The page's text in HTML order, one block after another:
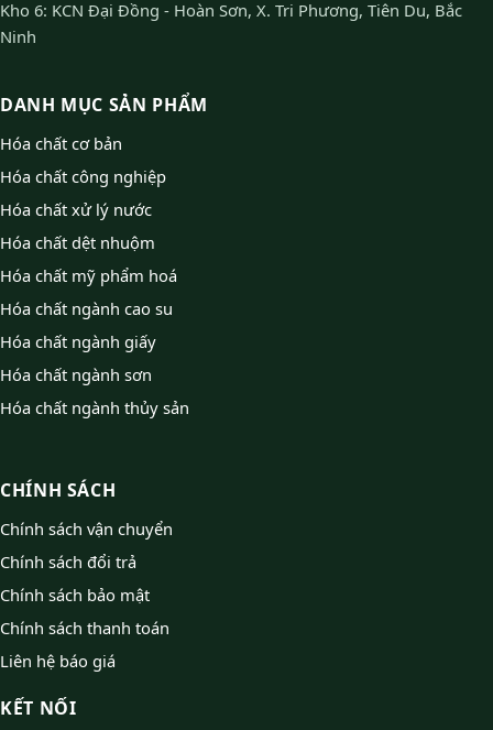
Kho 6: KCN Đại Đồng - Hoàn Sơn, X. Tri Phương, Tiên Du, Bắc
Ninh
DANH MỤC SẢN PHẨM
Hóa chất cơ bản
Hóa chất công nghiệp
Hóa chất xử lý nước
Hóa chất dệt nhuộm
Hóa chất mỹ phẩm hoá
Hóa chất ngành cao su
Hóa chất ngành giấy
Hóa chất ngành sơn
Hóa chất ngành thủy sản
CHÍNH SÁCH
Chính sách vận chuyển
Chính sách đổi trả
Chính sách bảo mật
Chính sách thanh toán
Liên hệ báo giá
KẾT NỐI